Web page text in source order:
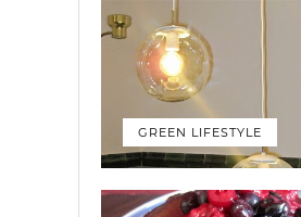
GREEN LIFESTYLE